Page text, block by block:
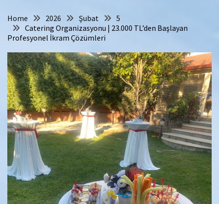
Home 2026 Şubat
5
Catering Organizasyonu | 23.000 TL’den Başlayan
Profesyonel İkram Çözümleri